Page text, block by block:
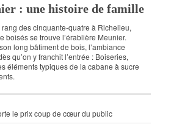
: une histoire de famille
des cinquante-quatre à Richelieu,
boisés se trouve l’érablière Meunier.
long bâtiment de bois, l’ambiance
qu’on y franchit l’entrée : Boiseries,
éléments typiques de la cabane à sucre
le prix coup de cœur du public